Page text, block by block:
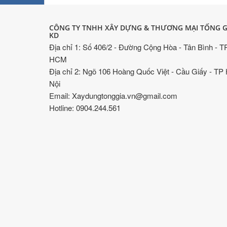
CÔNG TY TNHH XÂY DỰNG & THƯƠNG MẠI TỐNG
KD
Địa chỉ 1: Số 406/2 - Đường Cộng Hòa - Tân Bình -
HCM
Địa chỉ 2: Ngõ 106 Hoàng Quốc Việt - Cầu Giấy - TP
Nội
Email: Xaydungtonggia.vn@gmail.com
Hotline: 0904.244.561